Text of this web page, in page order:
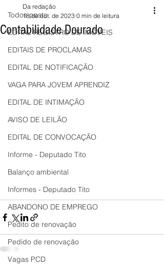
Todos posts
EDITAL REGISTRO DE IMÓVEIS
EDITAIS DE PROCLAMAS
EDITAL DE NOTIFICAÇÃO
VAGA PARA JOVEM APRENDIZ
EDITAL DE INTIMAÇÃO
AVISO DE LEILÃO
EDITAL DE CONVOCAÇÃO
Informe - Deputado Tito
Balanço ambiental
Informes - Deputado Tito
ABANDONO DE EMPREGO
Pedito de renovação
Pedido de renovação
Vagas PCD
Contabilidade Dourado
Da redação
18 de out. de 2023 0 min de leitura